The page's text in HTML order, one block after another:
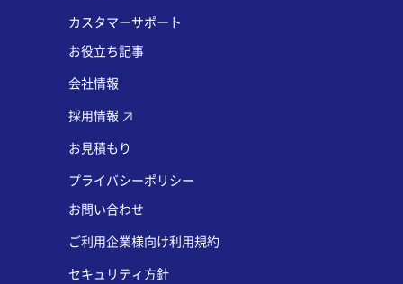
カスタマーサポート
お役立ち記事
会社情報
採用情報
お見積もり
プライバシーポリシー
お問い合わせ
ご利用企業様向け利用規約
セキュリティ方針